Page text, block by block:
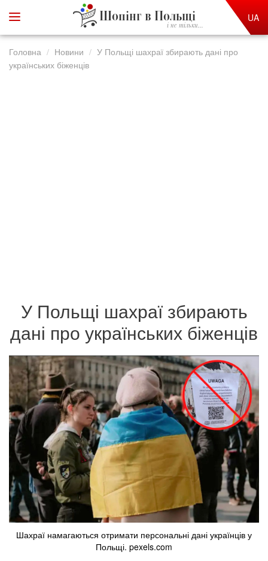
Шопінг в Польщі
і не тільки...
UA
Головна Новини
У Польщі шахраї збирають дані про
українських біженців
У Польщі шахраї збирають
дані про українських біженців
Шахраї намагаються отримати персональні дані українців у
Польщі. pexels.com